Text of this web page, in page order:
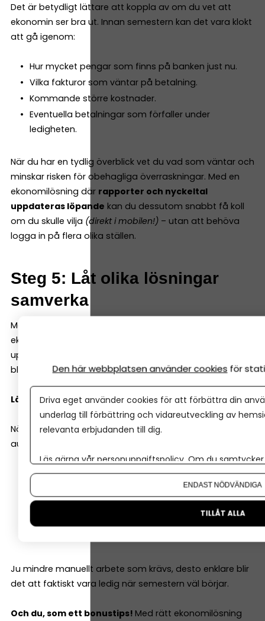
Det är betydligt lättare att koppla av om du vet att
ekonomin ser bra ut. Innan semestern kan det vara klokt
att gå igenom:
Hur mycket pengar som finns på banken just nu.
Vilka fakturor som väntar på betalning.
Kommande större kostnader.
Eventuella betalningar som förfaller under
ledigheten.
När du har en tydlig överblick vet du vad som väntar och
minskar risken för obehagliga överraskningar. Med en
ekonomilösning där rapporter och nyckeltal
uppdateras löpande kan du dessutom snabbt få koll
om du skulle vilja (direkt i mobilen!) – utan att behöva
logga in på flera olika ställen.
Steg 5: Låt olika lösningar
samverka
Många företagare använder flera olika verktyg för
ekonomi, löner, kvitton och administration. Problemet
uppstår när systemen inte pratar med varandra och du
blir den som måste flytta information mellan verktygen.
Läs också:Fel i bokföringen?Så undviker du dem!
När olika lösningar är integrerade får du ett mer
automatiserat flöde:
Fakturor skickas och registreras automatiskt.
Betalningar matchas mot rätt kundfaktura.
Bokföringen uppdateras löpande.
Lönehanteringen kan kopplas till resten av
Ju mindre manuellt arbete som krävs, desto enklare blir
det att faktiskt vara ledig när semestern väl börjar.
Och du, som ett bonustips! Med rätt ekonomilösning
Den här webbplatsen använder cookies för
Driva eget använder cookies för att förbättra din
underlag till förbättring och vidareutveckling av
relevanta erbjudanden till dig.
Läs gärna vår personuppgiftspolicy. Om du
Om du vill ändra ditt val i efterhand hittar du den
ENDAST NÖDVÄNDIGA
TILLÅT ALLA